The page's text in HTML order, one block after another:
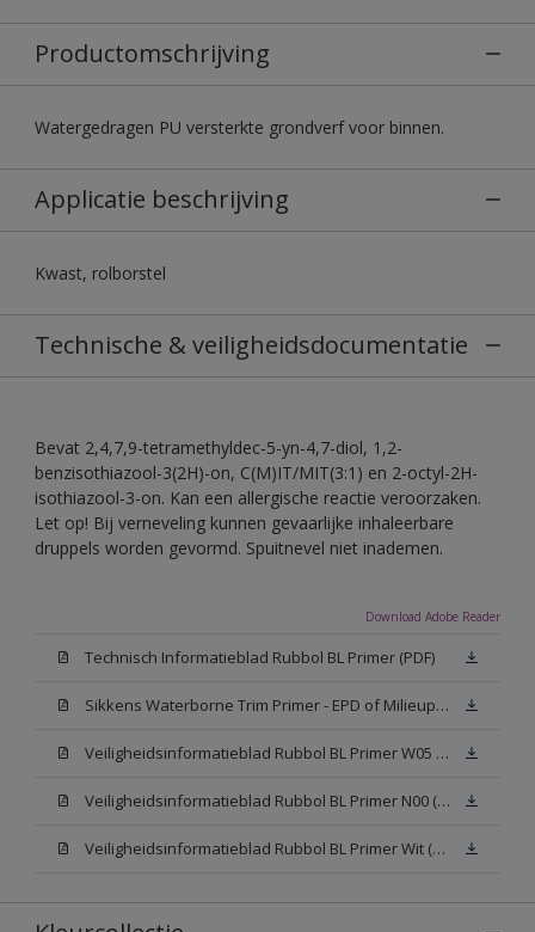
Productomschrijving
Watergedragen PU versterkte grondverf voor binnen.
Applicatie beschrijving
Kwast, rolborstel
Technische & veiligheidsdocumentatie
Bevat 2,4,7,9-tetramethyldec-5-yn-4,7-diol, 1,2-
benzisothiazool-3(2H)-on, C(M)IT/MIT(3:1) en 2-octyl-2H-
isothiazool-3-on. Kan een allergische reactie veroorzaken.
Let op! Bij verneveling kunnen gevaarlijke inhaleerbare
druppels worden gevormd. Spuitnevel niet inademen.
Download Adobe Reader
Technisch Informatieblad Rubbol BL Primer (PDF)
Sikkens Waterborne Trim Primer - EPD of Milieuproductverklaring
Veiligheidsinformatieblad Rubbol BL Primer W05 (MSDS)
Veiligheidsinformatieblad Rubbol BL Primer N00 (MSDS)
Veiligheidsinformatieblad Rubbol BL Primer Wit (MSDS)